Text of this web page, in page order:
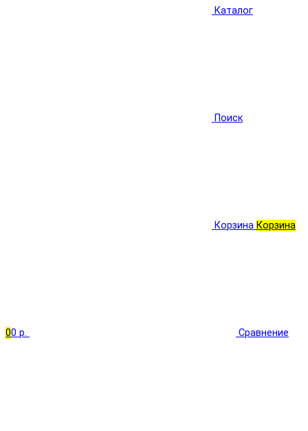
Каталог
Поиск
Корзина Корзина
00 р. Сравнение